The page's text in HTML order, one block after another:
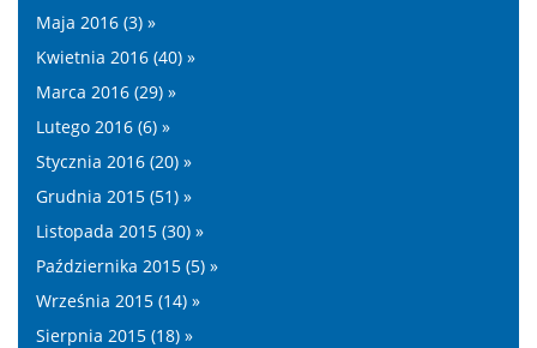
Maja 2016 (3) »
Kwietnia 2016 (40) »
Marca 2016 (29) »
Lutego 2016 (6) »
Stycznia 2016 (20) »
Grudnia 2015 (51) »
Listopada 2015 (30) »
Października 2015 (5) »
Września 2015 (14) »
Sierpnia 2015 (18) »